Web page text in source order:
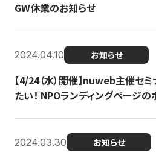
GW休業のお知らせ
2024.04.10 お知らせ
【4/24（水）開催】nuweb主催セ
たい！ NPOランディングページの
2024.03.30 お知らせ